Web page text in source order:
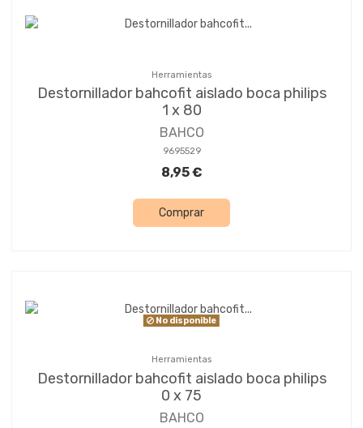
Herramientas
Destornillador bahcofit aislado boca philips
1 x 80
BAHCO
9695529
8,95 €
Comprar
No disponible
Herramientas
Destornillador bahcofit aislado boca philips
0 x 75
BAHCO